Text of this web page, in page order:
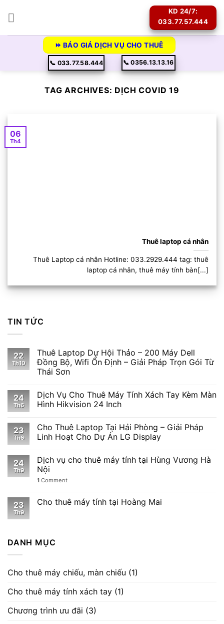
KD 24/7:
033.77.57.444
⏩ BÁO GIÁ DỊCH VỤ CHO THUÊ
📞 033.77.58.444 📞 0356.13.13.16
TAG ARCHIVES: DỊCH COVID 19
Thuê laptop cá nhân
Thuê Laptop cá nhân Hotline: 033.2929.444 tag: thuê
laptop cá nhân, thuê máy tính bàn[...]
06
Th4
TIN TỨC
22
Th10
Thuê Laptop Dự Hội Thảo – 200 Máy Dell
Đồng Bộ, Wifi Ổn Định – Giải Pháp Trọn Gói Từ
Thái Sơn
24
Th6
Dịch Vụ Cho Thuê Máy Tính Xách Tay Kèm Màn
Hình Hikvision 24 Inch
23
Th6
Cho Thuê Laptop Tại Hải Phòng – Giải Pháp
Linh Hoạt Cho Dự Án LG Display
24
Th9
Dịch vụ cho thuê máy tính tại Hùng Vương Hà
Nội
1 Comment
23
Th9
Cho thuê máy tính tại Hoàng Mai
DANH MỤC
Cho thuê máy chiếu, màn chiếu (1)
Cho thuê máy tính xách tay (1)
Chương trình ưu đãi (3)